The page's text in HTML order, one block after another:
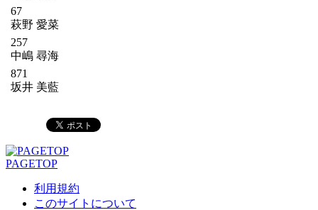
67
萩野 愛菜
257
中嶋 尋海
871
坂井 美藍
PAGETOP
利用規約
このサイトについて